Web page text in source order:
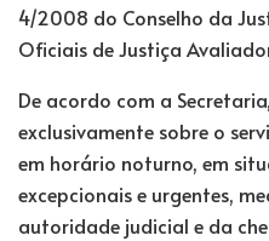
4/2008 do Conselho da
Oficiais de Justiça
De acordo com a
exclusivamente sobre o
em horário noturno, em
excepcionais e urgentes,
autoridade judicial e da